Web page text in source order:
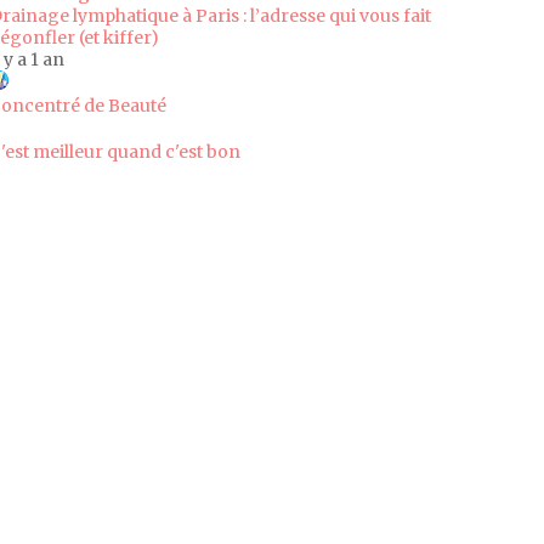
lymphatique à Paris : l’adresse qui vous fait
(et kiffer)
a 1 an
de Beauté
meilleur quand c'est bon